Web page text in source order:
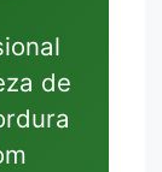
de